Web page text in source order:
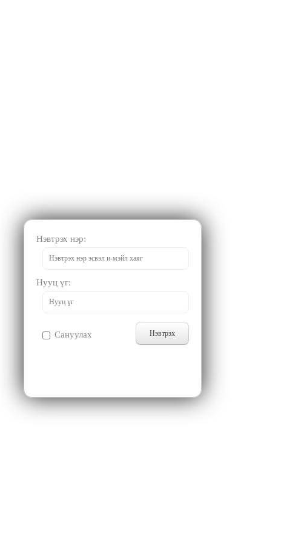
Нэвтрэх нэр
Нууц үг
Сануулах